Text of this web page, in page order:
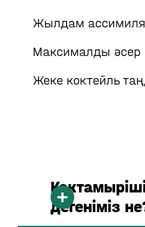
Жылдам
Максималды әсер
Жеке коктейль
дегеніміз